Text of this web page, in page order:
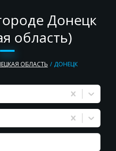
Донецк
область)
ОБЛАСТЬ ДОНЕЦК